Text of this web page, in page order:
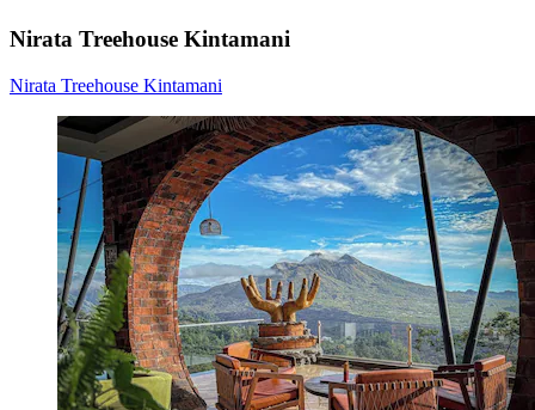
Nirata Treehouse Kintamani
Nirata Treehouse Kintamani